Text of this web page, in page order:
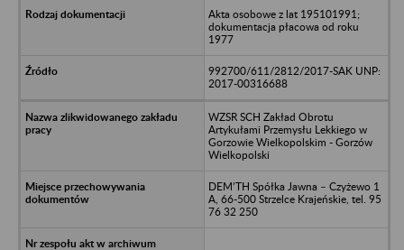
Akta osobowe z lat 195101991;
dokumentacja płacowa od roku
1977
992700/611/2812/2017-SAK UNP:
2017-00316688
WZSR SCH Zakład Obrotu
Artykułami Przemysłu Lekkiego w
Gorzowie Wielkopolskim - Gorzów
Wielkopolski
DEM’TH Spółka Jawna – Czyżewo 1
A, 66-500 Strzelce Krajeńskie, tel. 95
76 32 250